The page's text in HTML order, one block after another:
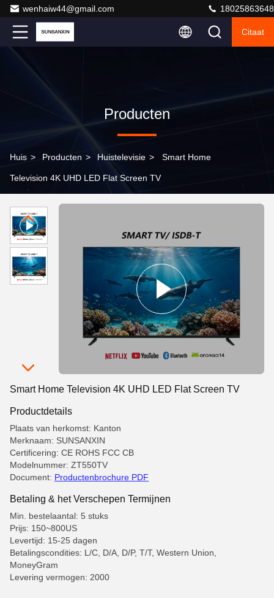
wenhaiw44@gmail.com 18025863648
Citaat
Producten
Huis > Producten > Huistelevisie > Smart Home
Television 4K UHD LED Flat Screen TV
Smart Home Television 4K UHD LED Flat Screen TV
Productdetails
Plaats van herkomst: Kanton
Merknaam: SUNSANXIN
Certificering: CE ROHS FCC CB
Modelnummer: ZT550TV
Document: Productenbrochure PDF
Betaling & het Verschepen Termijnen
Min. bestelaantal: 5 stuks
Prijs: 150~800US
Levertijd: 15-25 dagen
Betalingscondities: L/C, D/A, D/P, T/T, Western Union,
MoneyGram
Levering vermogen: 2000